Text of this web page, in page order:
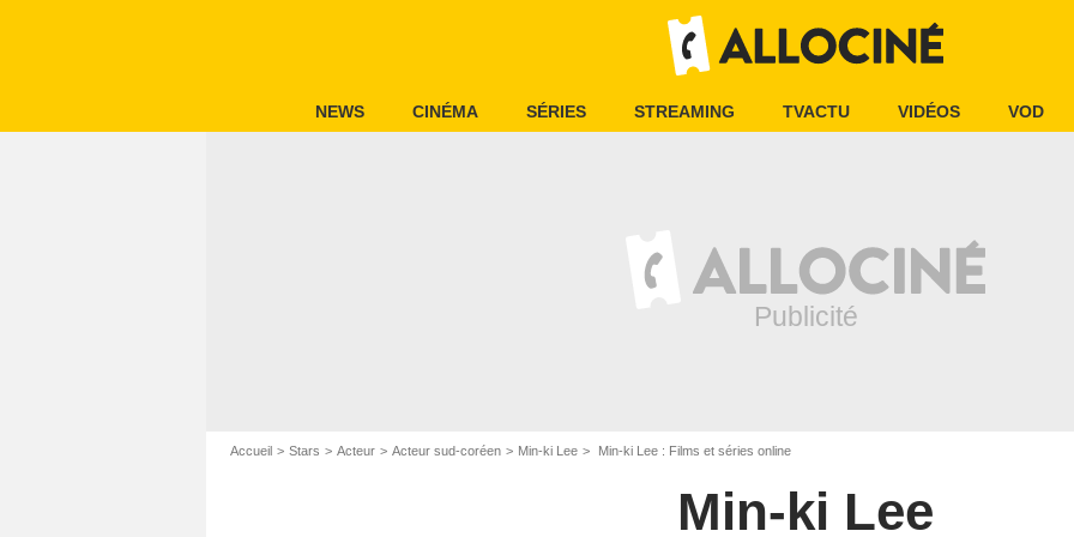
NEWS CINÉMA SÉRIES STREAMING TVACTU VIDÉOS VOD
Accueil Stars Acteur Acteur sud-coréen Min-ki Lee Min-ki Lee : Films et séries online
Min-ki Lee